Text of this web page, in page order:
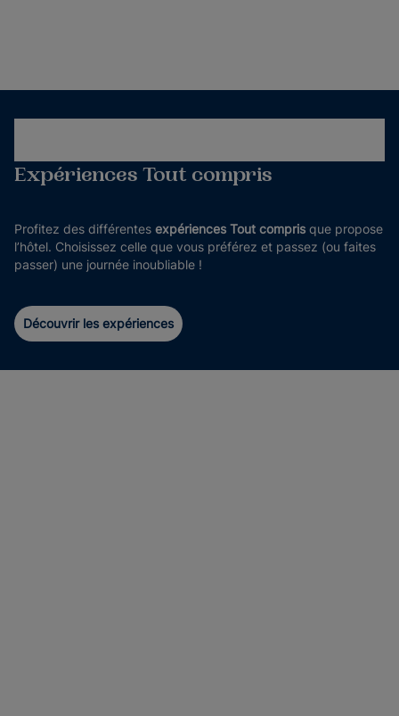
Expériences Tout compris
Profitez des différentes expériences Tout compris que propose
l’hôtel. Choisissez celle que vous préférez et passez (ou faites
passer) une journée inoubliable !
Découvrir les expériences